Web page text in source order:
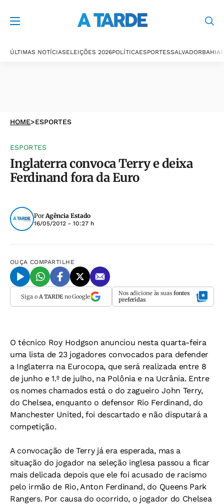
ÚLTIMAS NOTÍCIASELEIÇÕES 2026POLÍTICAESPORTESSALVADORBAHIA
HOME>ESPORTES
ESPORTES
Inglaterra convoca Terry e deixa
Ferdinand fora da Euro
PorAgência Estado
16/05/2012 - 10:27 h
OUÇA COMPARTILHE
Siga o A TARDEno Google Nos adicione às suas fontes
preferidas
O técnico Roy Hodgson anunciou nesta quarta-feira
uma lista de 23 jogadores convocados para defender
a Inglaterra na Eurocopa, que será realizada entre 8
de junho e 1.º de julho, na Polônia e na Ucrânia. Entre
os nomes chamados está o do zagueiro John Terry,
do Chelsea, enquanto o defensor Rio Ferdinand, do
Manchester United, foi descartado e não disputará a
competição.
A convocação de Terry já era esperada, mas a
situação do jogador na seleção inglesa passou a ficar
mais delicada depois que ele foi acusado de racismo
pelo irmão de Rio, Anton Ferdinand, do Queens Park
Rangers. Por causa do ocorrido, o jogador do Chelsea